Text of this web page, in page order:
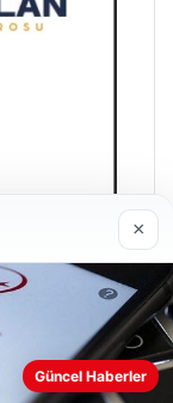
×
Güncel Haberler